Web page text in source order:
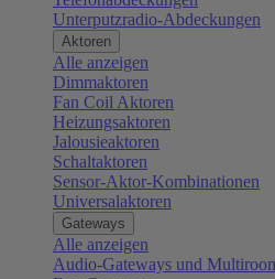
Unterputzradio-Abdeckungen
Aktoren
Alle anzeigen
Dimmaktoren
Fan Coil Aktoren
Heizungsaktoren
Jalousieaktoren
Schaltaktoren
Sensor-Aktor-Kombinationen
Universalaktoren
Gateways
Alle anzeigen
Audio-Gateways und